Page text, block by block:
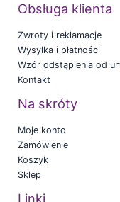
Obsługa klienta
Zwroty i reklamacje
Wysyłka i płatności
Wzór odstąpienia od
Kontakt
Na skróty
Moje konto
Zamówienie
Koszyk
Sklep
Linki